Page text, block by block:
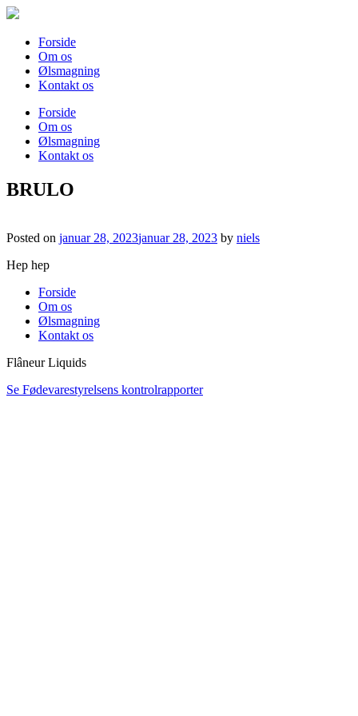
Skip
contentForside
Om os
Ølsmagning
Kontakt os
Forside
Om os
Ølsmagning
Kontakt os
BRULO
Posted on januar 28, 2023januar 28, 2023 by niels
Hep hep
Forside
Om os
Ølsmagning
Kontakt os
Flâneur Liquids
Se Fødevarestyrelsens kontrolrapporter